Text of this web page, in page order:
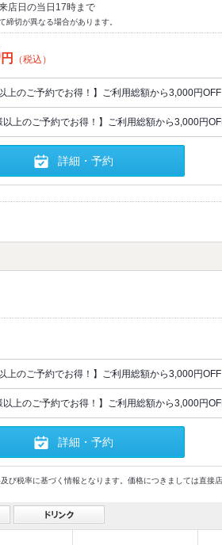
店日の当日17時まで
締切が異なる場合があります。
円 （税込）
上のご予約でお得！】ご利用総額から3,000円OFF
以上のご予約でお得！】ご利用総額から3,000円
詳細・予約
上のご予約でお得！】ご利用総額から3,000円OFF
以上のご予約でお得！】ご利用総額から3,000円
詳細・予約
税率に基づく情報となります。価格につきましては直接店